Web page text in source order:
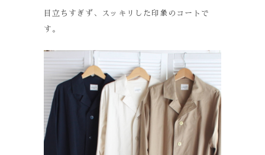
目立ちすぎず、スッキリした印象のコートで
す。